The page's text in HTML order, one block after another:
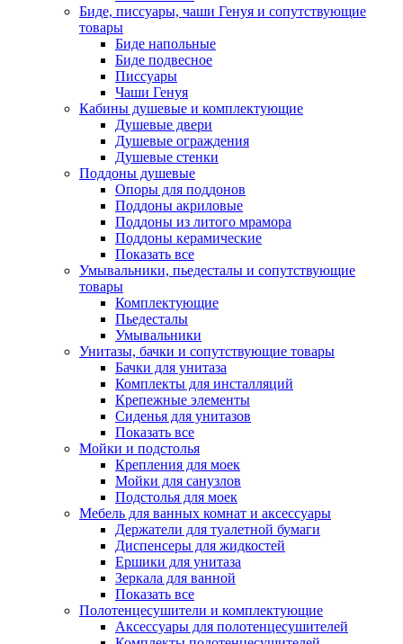
Биде, писсуары, чаши Генуя и сопутствующие
товары
Биде напольные
Биде подвесное
Писсуары
Чаши Генуя
Кабины душевые и комплектующие
Душевые двери
Душевые ограждения
Душевые стенки
Поддоны душевые
Опоры для поддонов
Поддоны акриловые
Поддоны из литого мрамора
Поддоны керамические
Показать все
Умывальники, пьедесталы и сопутствующие
товары
Комплектующие
Пьедесталы
Умывальники
Унитазы, бачки и сопутствующие товары
Бачки для унитаза
Комплекты для инсталляций
Крепежные элементы
Сиденья для унитазов
Показать все
Мойки и подстолья
Крепления для моек
Мойки для санузлов
Подстолья для моек
Мебель для ванных комнат и аксессуары
Держатели для туалетной бумаги
Диспенсеры для жидкостей
Ершики для унитаза
Зеркала для ванной
Показать все
Полотенцесушители и комплектующие
Аксессуары для полотенцесушителей